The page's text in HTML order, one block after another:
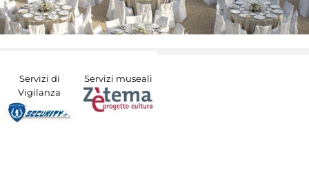
Servizi di
Vigilanza
Servizi museali